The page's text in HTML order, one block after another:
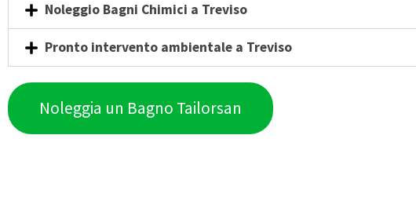
Noleggio Bagni Chimici a Treviso
Pronto intervento ambientale a Treviso
Noleggia un Bagno Tailorsan